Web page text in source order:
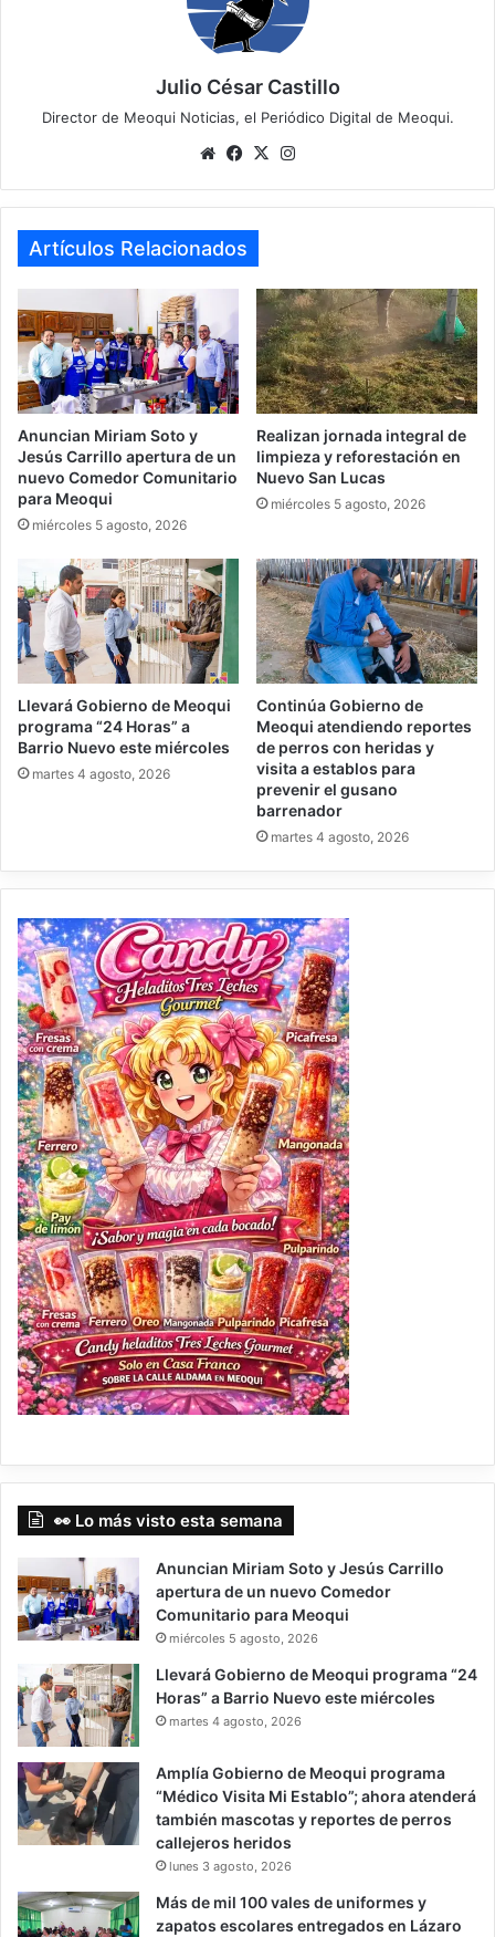
Julio César Castillo
Director de Meoqui Noticias, el Periódico Digital de Meoqui.
WebsiteFacebook
X
Artículos Relacionados
Anuncian Miriam Soto y
Jesús Carrillo apertura de un
nuevo Comedor Comunitario
para Meoqui
miércoles 5 agosto, 2026
Realizan jornada integral de
limpieza y reforestación en
Nuevo San Lucas
miércoles 5 agosto, 2026
Llevará Gobierno de Meoqui
programa “24 Horas” a
Barrio Nuevo este miércoles
martes 4 agosto, 2026
Continúa Gobierno de
Meoqui atendiendo reportes
de perros con heridas y
visita a establos para
prevenir el gusano
barrenador
martes 4 agosto, 2026
👀 Lo más visto esta semana
Anuncian Miriam Soto y Jesús Carrillo
apertura de un nuevo Comedor
Comunitario para Meoqui
miércoles 5 agosto, 2026
Llevará Gobierno de Meoqui programa “24
Horas” a Barrio Nuevo este miércoles
martes 4 agosto, 2026
Amplía Gobierno de Meoqui programa
“Médico Visita Mi Establo”; ahora atenderá
también mascotas y reportes de perros
callejeros heridos
lunes 3 agosto, 2026
Más de mil 100 vales de uniformes y
zapatos escolares entregados en Lázaro